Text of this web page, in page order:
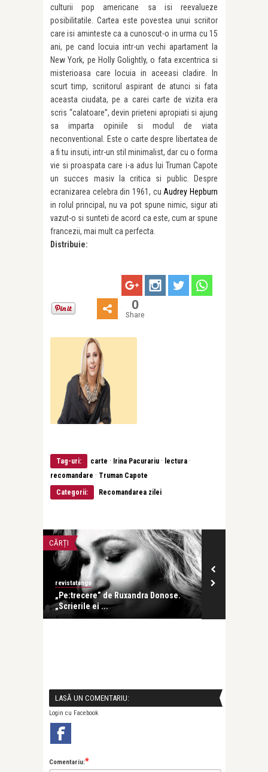
culturii pop americane sa isi reevalueze
posibilitatile. Cartea este povestea unui scriitor
care isi aminteste ca a cunoscut-o in urma cu 15
ani, pe cand locuia intr-un vechi apartament la
New York, pe Holly Golightly, o fata excentrica si
misterioasa care locuia in aceeasi cladire. In
scurt timp, scriitorul aspirant de atunci si fata
aceasta ciudata, pe a carei carte de vizita era
scris “calatoare”, devin prieteni apropiati si ajung
sa imparta opiniile si modul de viata
neconventional. Este o carte despre libertatea de
a fi tu insuti, intr-un stil minimalist, dar cu o forma
vie si proaspata care i-a adus lui Truman Capote
un succes masiv la critica si public. Despre
ecranizarea celebra din 1961, cuAudrey Hepburn
in rolul principal, nu va pot spune nimic, sigur ati
vazut-o si sunteti de acord ca este, cum ar spune
francezii, mai mult ca perfecta.
Distribuie:
0
Share
Tag-uri: carte · Irina Pacurariu · lectura ·
recomandare · Truman Capote
Categorii:
Recomandarea zilei
CĂRȚI
revistatango
„Pe:trecere” de Ruxandra Donose.
„Scrierile ei ...
LASĂ UN COMENTARIU:
Login cu Facebook
Comentariu:*